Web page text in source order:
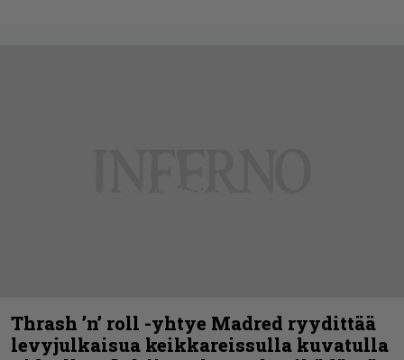
Thrash ’n’ roll -yhtye Madred ryydittää
levyjulkaisua keikkareissulla kuvatulla